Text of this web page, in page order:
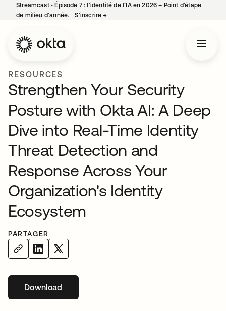
Streamcast ‑ Épisode 7 : l’identité de l’IA en 2026 – Point d’étape
de milieu d’année.
S’inscrire→
RESOURCES
Strengthen Your Security
Posture with Okta AI: A Deep
Dive into Real-Time Identity
Threat Detection and
Response Across Your
Organization's Identity
Ecosystem
PARTAGER
Downloads’ouvre dans un nouvel onglet